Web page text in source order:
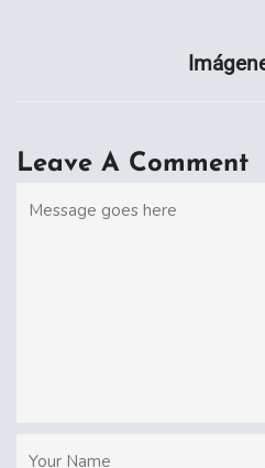
Leave A Comment